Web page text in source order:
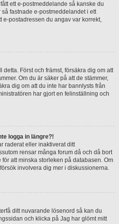
ett e-postmeddelande så kanske du
fastnade e-postmeddelandet i ett
e-postadressen du angav var korrekt,
Först och främst, försäkra dig om att
Om du är säker på att de stämmer,
dig om att du inte har bannlysts från
har gjort en felinställning och
logga in längre?!
raderat eller inaktiverat ditt
rensar många forum då och då bort
att minska storleken på databasen. Om
involvera dig mer i diskussionerna.
ditt nuvarande lösenord så kan du
och klicka på Jag har glömt mitt